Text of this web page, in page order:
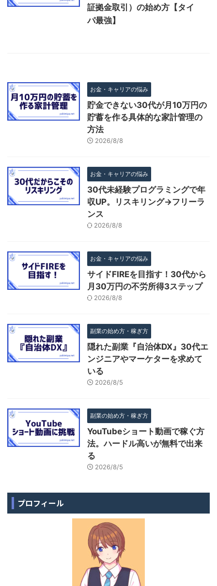
証拠金取引）の始め方【タイ
パ最強】
お金・キャリアの悩み
貯金できない30代が月10万円の
貯蓄を作る具体的な家計管理の
方法
2026/8/8
お金・キャリアの悩み
30代未経験プログラミングで年
収UP。リスキリング→フリーラ
ンス
2026/8/8
お金・キャリアの悩み
サイドFIREを目指す！30代から
月30万円の不労所得3ステップ
2026/8/8
副業の始め方・稼ぎ方
隠れた副業『自治体DX』30代エ
ンジニアやマーケターを求めて
いる
2026/8/5
副業の始め方・稼ぎ方
YouTubeショート動画で稼ぐ方
法。ハードル高いが無料で出来
る
2026/8/5
プロフィール